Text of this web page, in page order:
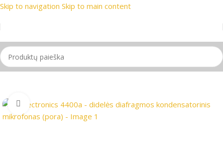
Skip to navigation Skip to main content
📦 Nemokamas
Pradžia/Mikrofonas
Spustelėkite, jei norite padidinti